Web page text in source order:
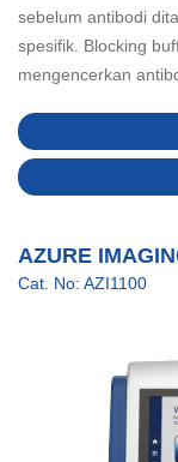
sebelum antibodi
spesifik. Blocking
mengencerkan
AZURE
Cat. No: AZI1100